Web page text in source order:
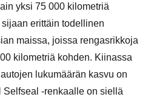
yksi 75 000 kilometriä
erittäin todellinen
maissa, joissa rengasrikkoja
kilometriä kohden. Kiinassa
lukumäärän kasvu on
Selfseal -renkaalle on siellä